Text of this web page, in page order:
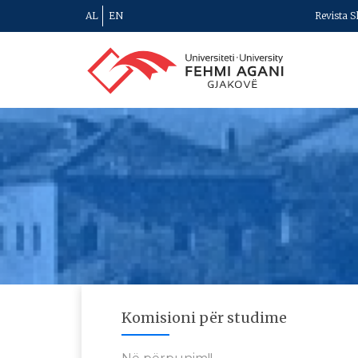
AL EN Revista
Komisioni për studime